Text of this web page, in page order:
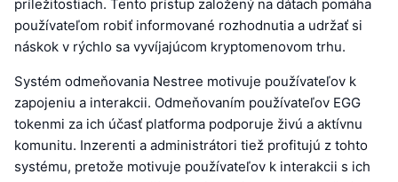
príležitostiach. Tento prístup založený na dátach pomáha
používateľom robiť informované rozhodnutia a udržať si
náskok v rýchlo sa vyvíjajúcom kryptomenovom trhu.
Systém odmeňovania Nestree motivuje používateľov k
zapojeniu a interakcii. Odmeňovaním používateľov EGG
tokenmi za ich účasť platforma podporuje živú a aktívnu
komunitu. Inzerenti a administrátori tiež profitujú z tohto
systému, pretože motivuje používateľov k interakcii s ich